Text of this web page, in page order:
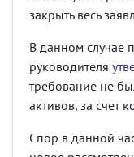
закрыть весь
В данном случае
руководителя
требование не
активов, за счет
Спор в данной